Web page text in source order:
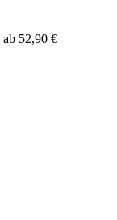
ab 52,90 €